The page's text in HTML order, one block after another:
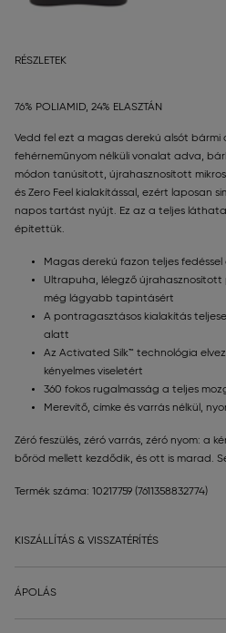
RÉSZLETEK
76% POLIAMID, 24% ELASZTÁN
Vedd fel ezt a magas derekú alsót bármi
fehérneműnyom nélküli vonalat adva,
módon tanúsított, újrahasznosított
és Zero Feel kialakítással, ezért laposan
napos tartást nyújt. Ez az a teljes
építettük.
Magas derekú fazon teljes
Ultrapuha, lélegző
még lágyabb tapintásért
A pontragasztásos kialakítás
alatt
Az Activated Silk™ technológia
kényelmes viseletért
360 fokos rugalmasság a teljes
Merevítő, címke és varrás nélkül,
Zéró feszülés, zéró varrás, zéró nyom: a
bőröd mellett kezdődik, és ott is marad.
Termék száma: 10217759 (7611358832774)
KISZÁLLÍTÁS & VISSZATÉRÍTÉS
ÁPOLÁS